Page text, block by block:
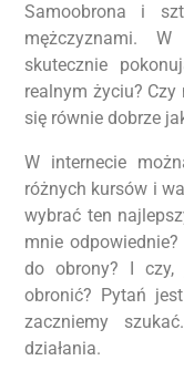
Samoobrona i
mężczyznami.
skutecznie
realnym życiu?
się równie dobrze
W internecie
różnych kursów i
wybrać ten
mnie
do obrony? I czy,
obronić? Pytań
zaczniemy
działania.